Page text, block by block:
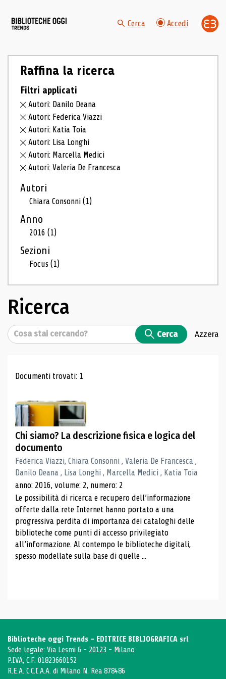
Cerca Accedi
Raffina la ricerca
Filtri applicati
Autori: Danilo Deana
Autori: Federica Viazzi
Autori: Katia Toia
Autori: Lisa Longhi
Autori: Marcella Medici
Autori: Valeria De Francesca
Autori
Chiara Consonni(1)
Anno
2016(1)
Sezioni
Focus(1)
Ricerca
Cerca Cerca Azzera
Risultati di ricerca
Documenti trovati: 1
Chi siamo? La descrizione fisica e logica del
documento
Federica Viazzi, Chiara Consonni , Valeria De Francesca ,
Danilo Deana , Lisa Longhi , Marcella Medici , Katia Toia
anno: 2016, volume: 2, numero: 2
Le possibilità di ricerca e recupero dell’informazione
offerte dalla rete Internet hanno portato a una
progressiva perdita di importanza dei cataloghi delle
biblioteche come punti di accesso privilegiato
all’informazione. Al contempo le biblioteche digitali,
spesso modellate sulla base di quelle ...
Biblioteche oggi Trends - EDITRICE BIBLIOGRAFICA srl
Sede legale: Via Lesmi 6 - 20123 - Milano
P.IVA, C.F. 01823660152
R.E.A. C.C.I.A.A. di Milano N. Rea 878486